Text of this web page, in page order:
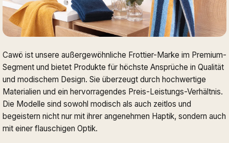
Cawö ist unsere außergewöhnliche Frottier-Marke im Premium-
Segment und bietet Produkte für höchste Ansprüche in Qualität
und modischem Design. Sie überzeugt durch hochwertige
Materialien und ein hervorragendes Preis-Leistungs-Verhältnis.
Die Modelle sind sowohl modisch als auch zeitlos und
begeistern nicht nur mit ihrer angenehmen Haptik, sondern auch
mit einer flauschigen Optik.